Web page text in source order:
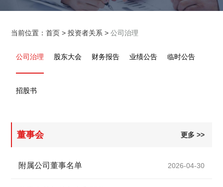
当前位置：首页 >投资者关系 >公司治理
公司治理 股东大会 财务报告 业绩公告 临时公告
招股书
董事会 更多 >>
附属公司董事名单 2026-04-30